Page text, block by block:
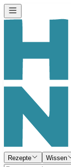
Rezepte Wissen